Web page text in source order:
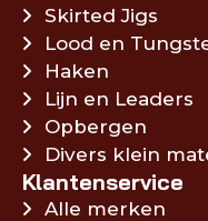
Skirted Jigs
Lood en
Haken
Lijn en Leaders
Opbergen
Divers klein
Klantenservice
Alle merken